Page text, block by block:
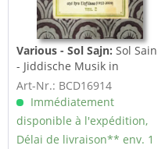
Various - Sol Sajn: Sol Sain
- Jiddische Musik in
Deutschland und...
Art-Nr.: BCD16914
Immédiatement
disponible à l'expédition,
Délai de livraison** env. 1